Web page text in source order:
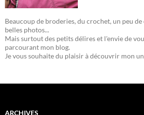
Beaucoup de broderies, du crochet, un peu
belles photos...
Mais surtout des petits délires et l'envie de
parcourant mon blog.
Je vous souhaite du plaisir à découvrir mon
ARCHIVES